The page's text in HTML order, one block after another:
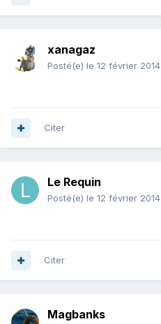
xanagaz
Posté(e) le 12 février 2014
Citer
Le Requin
Posté(e) le 12 février 2014
Citer
Magbanks